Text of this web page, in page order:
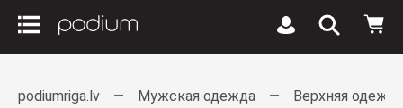
podiumriga.lv Мужская одежда Верхняя одежда